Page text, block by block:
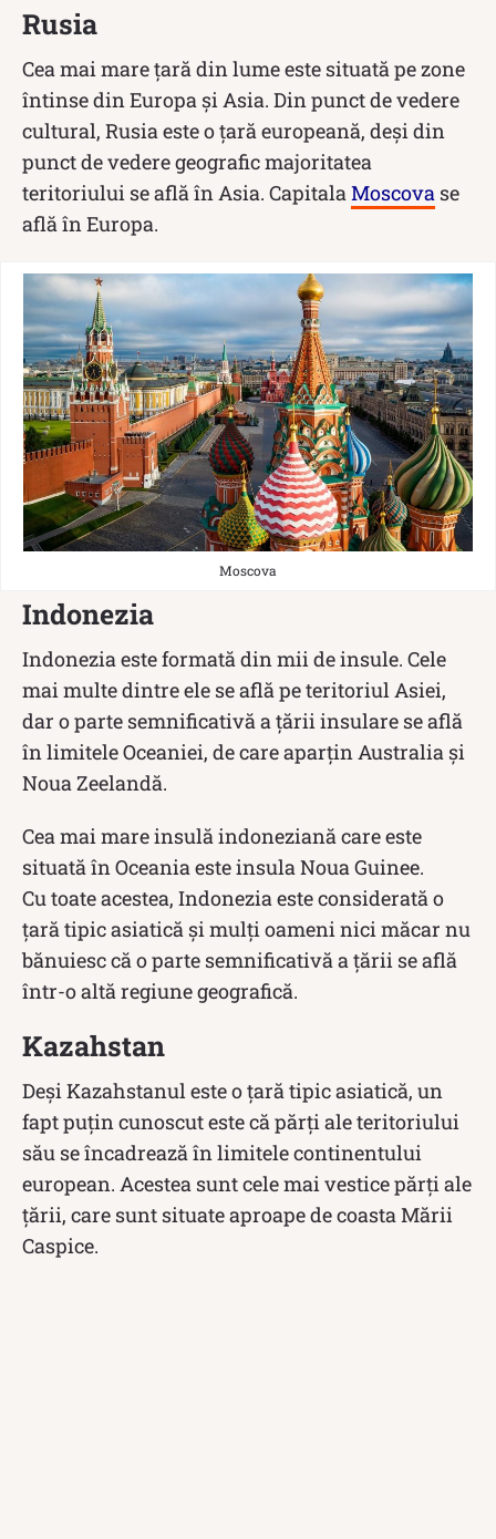
Rusia
Cea mai mare țară din lume este situată pe zone
întinse din Europa și Asia. Din punct de vedere
cultural, Rusia este o țară europeană, deși din
punct de vedere geografic majoritatea
teritoriului se află în Asia. Capitala Moscova se
află în Europa.
Moscova
Indonezia
Indonezia este formată din mii de insule. Cele
mai multe dintre ele se află pe teritoriul Asiei,
dar o parte semnificativă a țării insulare se află
în limitele Oceaniei, de care aparțin Australia și
Noua Zeelandă.
Cea mai mare insulă indoneziană care este
situată în Oceania este insula Noua Guinee.
Cu toate acestea, Indonezia este considerată o
țară tipic asiatică și mulți oameni nici măcar nu
bănuiesc că o parte semnificativă a țării se află
într-o altă regiune geografică.
Kazahstan
Deși Kazahstanul este o țară tipic asiatică, un
fapt puțin cunoscut este că părți ale teritoriului
său se încadrează în limitele continentului
european. Acestea sunt cele mai vestice părți ale
țării, care sunt situate aproape de coasta Mării
Caspice.